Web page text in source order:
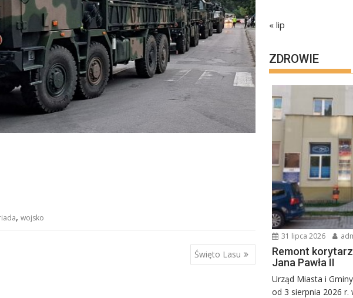
, wojsko
Święto Lasu
« lip
ZDROWIE
31 lipca 2026
Remont
Jana Pawła II
Urząd Miasta i
od 3 sierpnia 2026 r.